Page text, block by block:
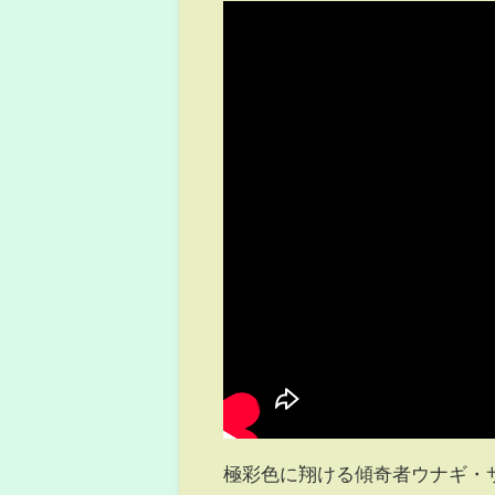
極彩色に翔ける傾奇者ウナギ・